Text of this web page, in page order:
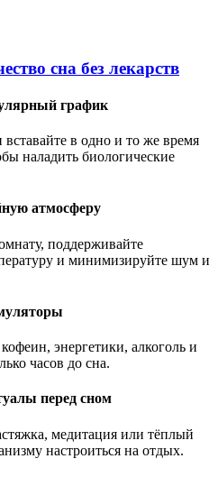
сна без лекарств
график
вставайте в одно и то же время
наладить биологические
атмосферу
поддерживайте
и минимизируйте шум и
энергетики, алкоголь и
часов до сна.
перед сном
медитация или тёплый
настроиться на отдых.